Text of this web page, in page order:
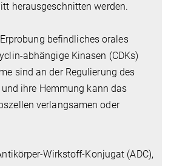
herausgeschnitten werden.
befindliches orales
abhängige Kinasen (CDKs)
sind an der Regulierung des
ihre Hemmung kann das
verlangsamen oder
Wirkstoff-Konjugat (ADC),